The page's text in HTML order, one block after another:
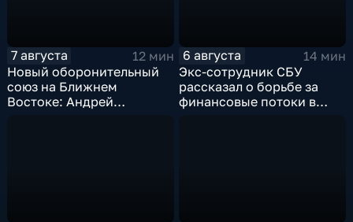
7 августа
12 мин
Новый оборонительный
союз на Ближнем
Востоке: Андрей
6 августа
14 мин
Экс-сотрудник СБУ
рассказал о борьбе за
финансовые потоки в